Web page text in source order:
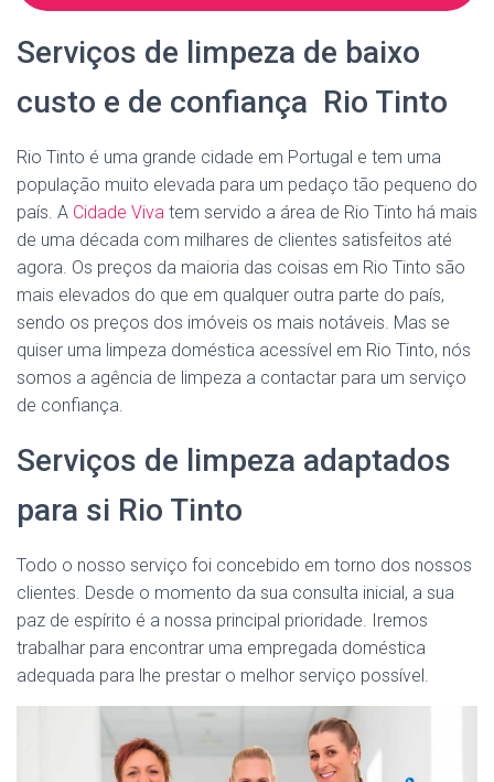
Serviços de limpeza de baixo
custo e de confiança Rio Tinto
Rio Tinto é uma grande cidade em Portugal e tem uma
população muito elevada para um pedaço tão pequeno do
país. A Cidade Viva tem servido a área de Rio Tinto há mais
de uma década com milhares de clientes satisfeitos até
agora. Os preços da maioria das coisas em Rio Tinto são
mais elevados do que em qualquer outra parte do país,
sendo os preços dos imóveis os mais notáveis. Mas se
quiser uma limpeza doméstica acessível em Rio Tinto, nós
somos a agência de limpeza a contactar para um serviço
de confiança.
Serviços de limpeza adaptados
para si Rio Tinto
Todo o nosso serviço foi concebido em torno dos nossos
clientes. Desde o momento da sua consulta inicial, a sua
paz de espírito é a nossa principal prioridade. Iremos
trabalhar para encontrar uma empregada doméstica
adequada para lhe prestar o melhor serviço possível.